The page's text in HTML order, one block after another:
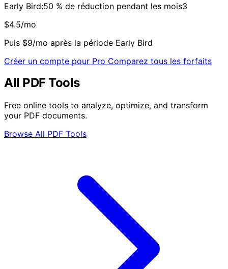
Early Bird:50 % de réduction pendant les mois3
$4.5/mo
Puis $9/mo après la période Early Bird
Créer un compte pour Pro Comparez tous les forfaits
All PDF Tools
Free online tools to analyze, optimize, and transform
your PDF documents.
Browse All PDF Tools